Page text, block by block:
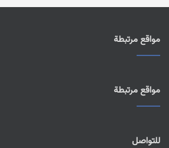
مواقع مرتبطة
مواقع مرتبطة
للتواصل